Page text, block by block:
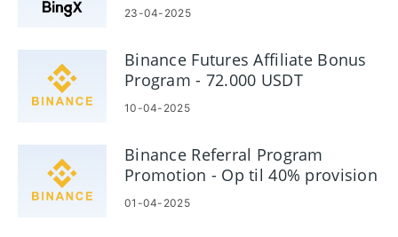
provision
23-04-2025
Binance Futures Affiliate Bonus
Program - 72.000 USDT
10-04-2025
Binance Referral Program
Promotion - Op til 40% provision
01-04-2025